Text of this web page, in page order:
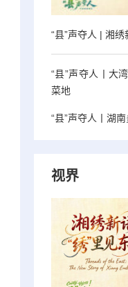
“县”声夺人 | 湘绣
“县”声夺人丨大
菜地
“县”声夺人丨湖
视界